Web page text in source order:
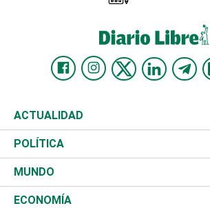
ACTUALIDAD
Nacional
Ciudad
Educación
POLÍTICA
Partidos
JCE
MUNDO
Estados Unidos
ECONOMÍA